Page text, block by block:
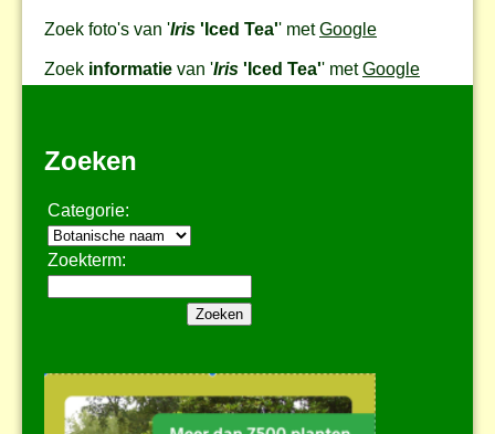
Zoek foto's van 'Iris 'Iced Tea'' metGoogle
Zoek informatie van 'Iris 'Iced Tea'' metGoogle
Zoeken
Categorie:
Zoekterm: